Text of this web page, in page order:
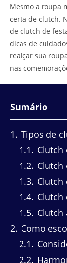
Mesmo a roupa
certa de clutch.
de clutch de
dicas de
realçar sua
nas
Sumário
1
Tipos de
1.1
Clutch
1.2 Clutch
1.3 Clutch
1.4 Clutch
1.5 Clutch
2 Como
2.1
2.2